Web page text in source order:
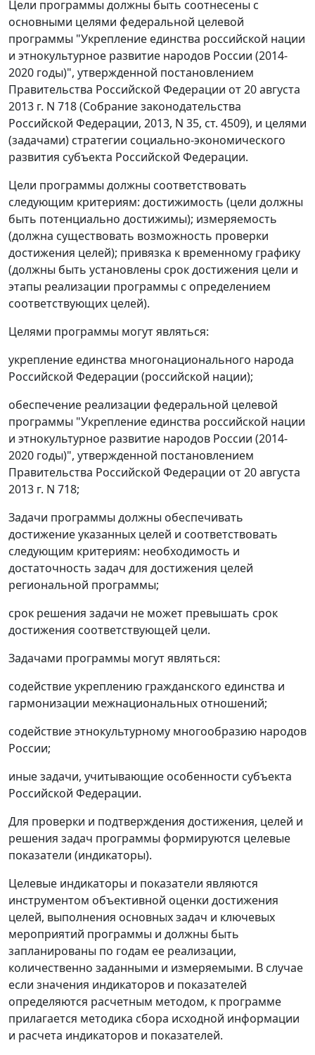
Цели программы должны быть соотнесены с
основными целями федеральной целевой
программы "Укрепление единства российской нации
и этнокультурное развитие народов России (2014-
2020 годы)", утвержденной постановлением
Правительства Российской Федерации от 20 августа
2013 г. N 718 (Собрание законодательства
Российской Федерации, 2013, N 35, ст. 4509), и целями
(задачами) стратегии социально-экономического
развития субъекта Российской Федерации.
Цели программы должны соответствовать
следующим критериям: достижимость (цели должны
быть потенциально достижимы); измеряемость
(должна существовать возможность проверки
достижения целей); привязка к временному графику
(должны быть установлены срок достижения цели и
этапы реализации программы с определением
соответствующих целей).
Целями программы могут являться:
укрепление единства многонационального народа
Российской Федерации (российской нации);
обеспечение реализации федеральной целевой
программы "Укрепление единства российской нации
и этнокультурное развитие народов России (2014-
2020 годы)", утвержденной постановлением
Правительства Российской Федерации от 20 августа
2013 г. N 718;
Задачи программы должны обеспечивать
достижение указанных целей и соответствовать
следующим критериям: необходимость и
достаточность задач для достижения целей
региональной программы;
срок решения задачи не может превышать срок
достижения соответствующей цели.
Задачами программы могут являться:
содействие укреплению гражданского единства и
гармонизации межнациональных отношений;
содействие этнокультурному многообразию народов
России;
иные задачи, учитывающие особенности субъекта
Российской Федерации.
Для проверки и подтверждения достижения, целей и
решения задач программы формируются целевые
показатели (индикаторы).
Целевые индикаторы и показатели являются
инструментом объективной оценки достижения
целей, выполнения основных задач и ключевых
мероприятий программы и должны быть
запланированы по годам ее реализации,
количественно заданными и измеряемыми. В случае
если значения индикаторов и показателей
определяются расчетным методом, к программе
прилагается методика сбора исходной информации
и расчета индикаторов и показателей.